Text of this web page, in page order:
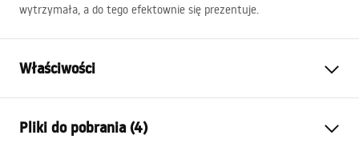
wytrzymała, a do tego efektownie się prezentuje.
Właściwości
Sposób montażu:
Pliki do pobrania (4)